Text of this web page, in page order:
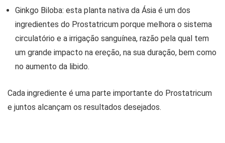
Ginkgo Biloba: esta planta nativa da Ásia é um dos
ingredientes do Prostatricum porque melhora o sistema
circulatório e a irrigação sanguínea, razão pela qual tem
um grande impacto na ereção, na sua duração, bem como
no aumento da libido.
Cada ingrediente é uma parte importante do Prostatricum
e juntos alcançam os resultados desejados.